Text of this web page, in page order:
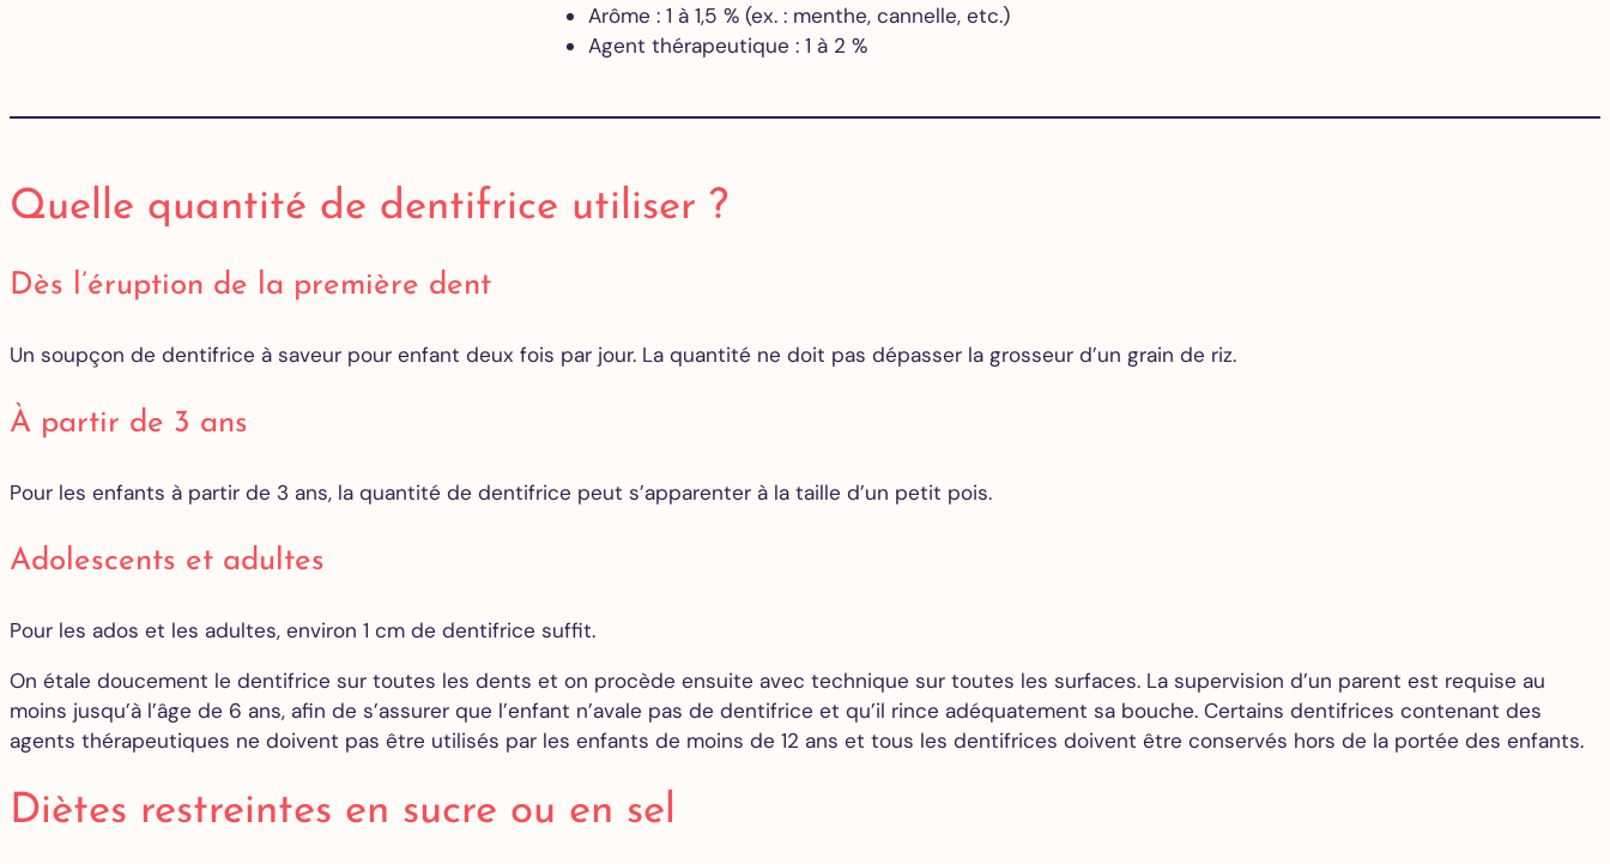
Arôme : 1 à 1,5 % (ex. : menthe, cannelle, etc.)
Agent thérapeutique : 1 à 2 %
Quelle quantité de dentifrice utiliser ?
Dès l’éruption de la première dent
Un soupçon de dentifrice à saveur pour enfant deux fois par jour. La quantité ne doit pas dépasser la grosseur d’un grain de riz.
À partir de 3 ans
Pour les enfants à partir de 3 ans, la quantité de dentifrice peut s’apparenter à la taille d’un petit pois.
Adolescents et adultes
Pour les ados et les adultes, environ 1 cm de dentifrice suffit.
On étale doucement le dentifrice sur toutes les dents et on procède ensuite avec technique sur toutes les surfaces. La supervision d’un parent est requise au
moins jusqu’à l’âge de 6 ans, afin de s’assurer que l’enfant n’avale pas de dentifrice et qu’il rince adéquatement sa bouche. Certains dentifrices contenant des
agents thérapeutiques ne doivent pas être utilisés par les enfants de moins de 12 ans et tous les dentifrices doivent être conservés hors de la portée des enfants.
Diètes restreintes en sucre ou en sel